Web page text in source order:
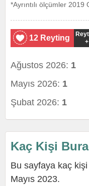
*Ayrıntılı ölçümler 2019
12 Reyting
+
Ağustos 2026: 1
Mayıs 2026: 1
Şubat 2026: 1
Kaç Kişi
Bu sayfaya kaç kişi
Mayıs 2023.